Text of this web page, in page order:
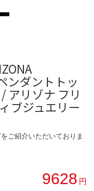
ンダントトッ
/ アリゾナ フリ
ブジュエリー
ご紹介いただいておりま
9628 円